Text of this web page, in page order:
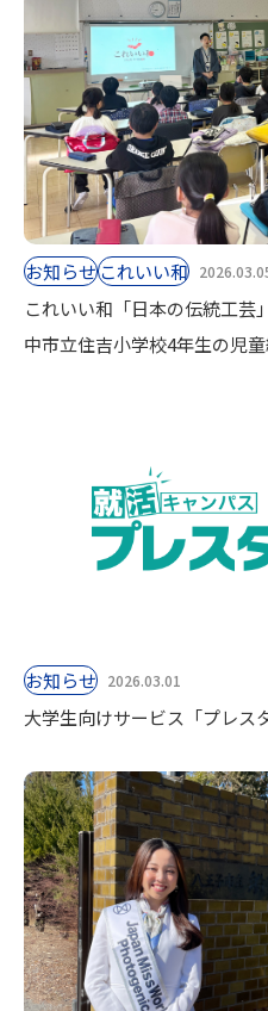
お知らせこれいい和
これいい和「日本の伝統工芸
中市立住吉小学校4年生の児
お知らせ 2026.03.01
大学生向けサービス「プレス